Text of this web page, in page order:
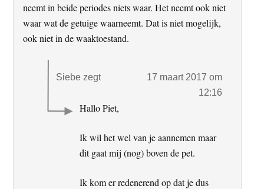
neemt in beide periodes niets waar. Het neemt ook niet
waar wat de getuige waarneemt. Dat is niet mogelijk,
ook niet in de waaktoestand.
Siebe zegt
17 maart 2017 om
12:16
Hallo Piet,
Ik wil het wel van je aannemen maar
dit gaat mij (nog) boven de pet.
Ik kom er redenerend op dat je dus